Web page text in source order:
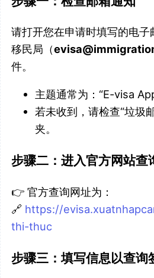
请打开您在申请时填写的电
移民局（
件。
主题通常为：“E-visa
若未收到，请检查“垃圾
夹。
步骤二：进入官方网站查
👉 官方查询网址为：
🔗 https://
thi-thuc
步骤三：填写信息以查询